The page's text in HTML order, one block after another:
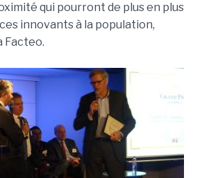
qui pourront de plus en plus
innovants à la population,
Facteo.